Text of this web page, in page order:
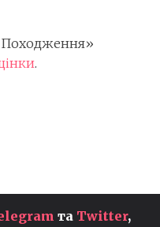
Походження»
.
та Twitter,